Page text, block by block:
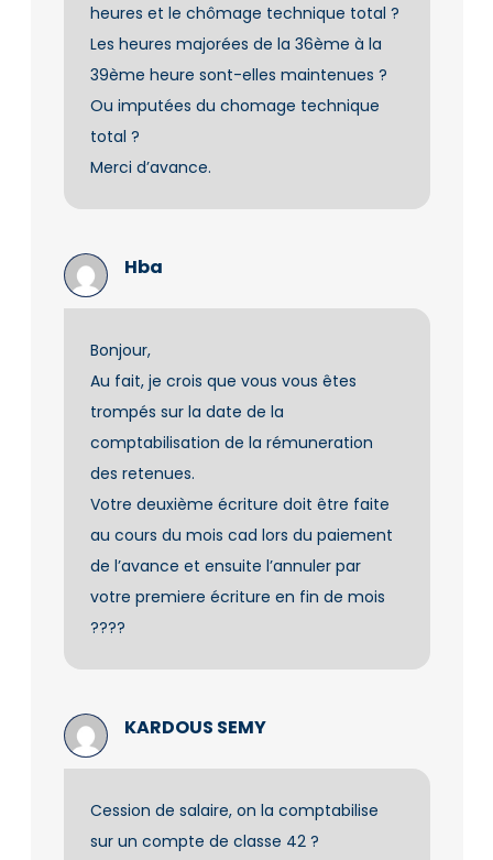
heures et le chômage technique total ?
Les heures majorées de la 36ème à la
39ème heure sont-elles maintenues ?
Ou imputées du chomage technique
total ?
Merci d’avance.
Hba
Bonjour,
Au fait, je crois que vous vous êtes
trompés sur la date de la
comptabilisation de la rémuneration
des retenues.
Votre deuxième écriture doit être faite
au cours du mois cad lors du paiement
de l’avance et ensuite l’annuler par
votre premiere écriture en fin de mois
????
KARDOUS SEMY
Cession de salaire, on la comptabilise
sur un compte de classe 42 ?